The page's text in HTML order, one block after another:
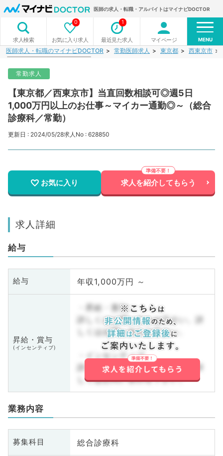
医師の求人・転職・アルバイトはマイナビDOCTOR
求人検索 お気に入り求人
0
最近見た求人
1
マイページ MENU
医師求人・転職のマイナビDOCTOR 常勤医師求人 東京都 西東京市
常勤求人
【東京都／西東京市】当直回数相談可◎週5日
1,000万円以上のお仕事～マイカー通勤◎～（総合
診療科／常勤）
更新日 : 2024/05/28求人No : 628850
お気に入り 求人を紹介してもらう
求人詳細
給与
給与 年収1,000万円 ～
昇給・賞与
(インセンティブ)
・昇給・賞与
詳しくはお問い合わせ下さい。詳
しくはお問い合わせ下さい。
・インセンティブ
詳しくはお問い合わせ下さい。詳
しくはお問い合わせ下さい。
業務内容
募集科目 総合診療科